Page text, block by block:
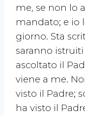
me, se non lo
mandato; e io
giorno. Sta
saranno
ascoltato il
viene a me.
visto il Padre;
ha visto il